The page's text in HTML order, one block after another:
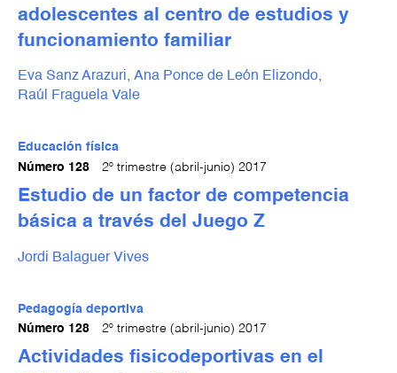
adolescentes al centro de estudios y
funcionamiento familiar
Eva Sanz Arazuri, Ana Ponce de León Elizondo,
Raúl Fraguela Vale
Educación física
Número 128
2º trimestre (abril-junio) 2017
Estudio de un factor de competencia
básica a través del Juego Z
Jordi Balaguer Vives
Pedagogía deportiva
Número 128
2º trimestre (abril-junio) 2017
Actividades fisicodeportivas en el